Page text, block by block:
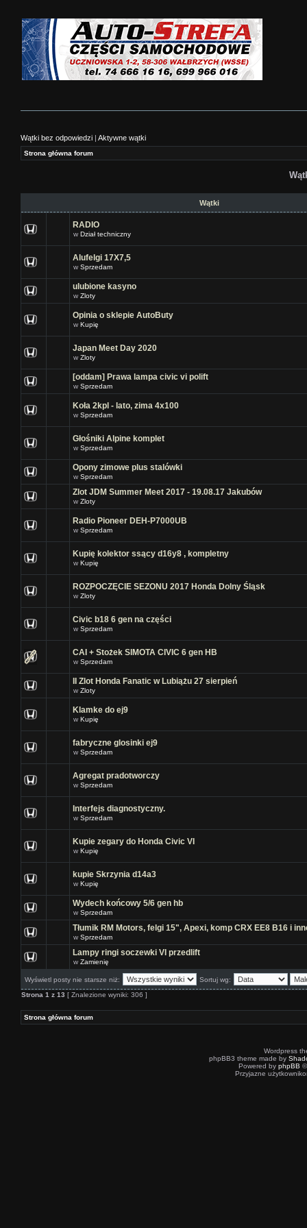
Wątki bez odpowiedzi | Aktywne wątki
Strona główna forum
Wątki
RADIO
w Dział techniczny
Alufelgi 17X7,5
w Sprzedam
ulubione kasyno
w Zloty
Opinia o sklepie AutoButy
w Kupię
Japan Meet Day 2020
w Zloty
[oddam] Prawa lampa civic vi polift
w Sprzedam
Koła 2kpl - lato, zima 4x100
w Sprzedam
Głośniki Alpine komplet
w Sprzedam
Opony zimowe plus stalówki
w Sprzedam
Zlot JDM Summer Meet 2017 - 19.08.17 Jakubów
w Zloty
Radio Pioneer DEH-P7000UB
w Sprzedam
Kupię kolektor ssący d16y8 , kompletny
w Kupię
ROZPOCZĘCIE SEZONU 2017 Honda Dolny Śląsk
w Zloty
Civic b18 6 gen na części
w Sprzedam
CAI + Stożek SIMOTA CIVIC 6 gen HB
w Sprzedam
II Zlot Honda Fanatic w Lubiążu 27 sierpień
w Zloty
Klamke do ej9
w Kupię
fabryczne glosinki ej9
w Sprzedam
Agregat pradotworczy
w Sprzedam
Interfejs diagnostyczny.
w Sprzedam
Kupie zegary do Honda Civic VI
w Kupię
kupie Skrzynia d14a3
w Kupię
Wydech końcowy 5/6 gen hb
w Sprzedam
Tłumik RM Motors, felgi 15", Apexi, komp CRX EE8 B16 i
w Sprzedam
Lampy ringi soczewki VI przedlift
w Zamienię
Wyświetl posty nie starsze niż:
Sortuj wg:
Strona 1 z 13 [ Znalezione wyniki: 306 ]
Strona główna forum
Wordpress
phpBB3 theme made by
Powered by phpBB
Przyjazne